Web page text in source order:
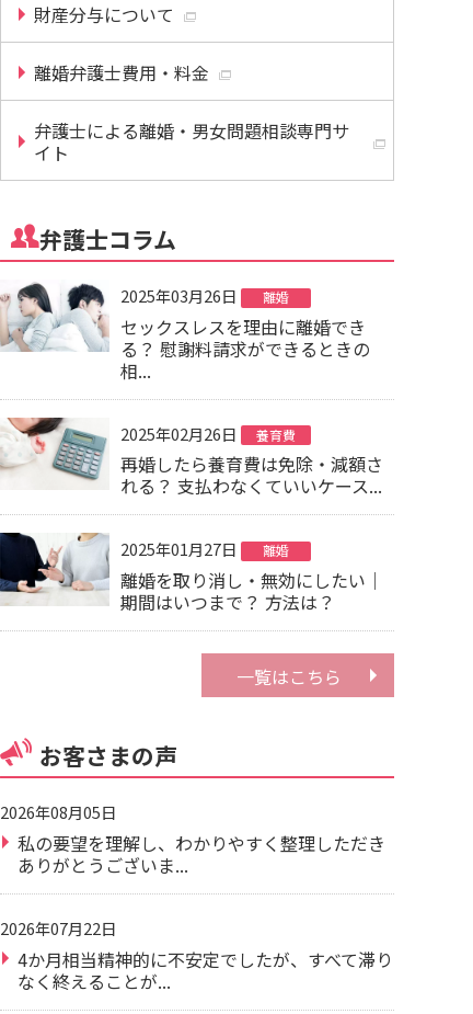
財産分与について
離婚弁護士費用・料金
弁護士による離婚・男女問題相談専門サ
イト
弁護士コラム
2025年03月26日 離婚
セックスレスを理由に離婚でき
る？ 慰謝料請求ができるときの
相...
2025年02月26日 養育費
再婚したら養育費は免除・減額さ
れる？ 支払わなくていいケース...
2025年01月27日 離婚
離婚を取り消し・無効にしたい｜
期間はいつまで？ 方法は？
一覧はこちら
お客さまの声
2026年08月05日
私の要望を理解し、わかりやすく整理しただき
ありがとうございま...
2026年07月22日
4か月相当精神的に不安定でしたが、すべて滞り
なく終えることが...